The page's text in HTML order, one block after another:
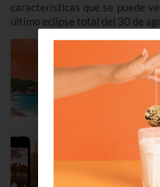
características que se puede
último eclipse total del 30 de
verano
NOTAS
tarifas,
APRENDE